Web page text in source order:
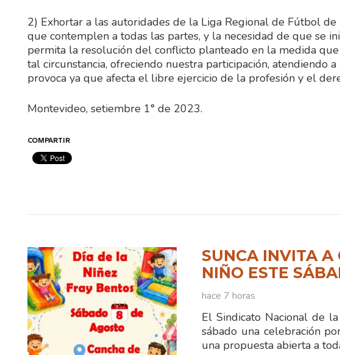
2) Exhortar a las autoridades de la Liga Regional de Fútbol de
que contemplen a todas las partes, y la necesidad de que se
permita la resolución del conflicto planteado en la medida
tal circunstancia, ofreciendo nuestra participación, atendiendo
provoca ya que afecta el libre ejercicio de la profesión y el
Montevideo, setiembre 1° de 2023.
COMPARTIR
SUNCA INVITA A
NIÑO ESTE
hace 7 horas
El Sindicato Nacional de
sábado una celebración
una propuesta abierta a